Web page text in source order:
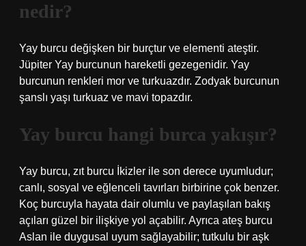
nedir?
Yay burcu değişken bir burçtur ve elementi ateştir.
Jüpiter Yay burcunun hareketli gezegenidir. Yay
burcunun renkleri mor ve turkuazdır. Zodyak burcunun
şanslı yaşı turkuaz ve mavi topazdır.
Yay burcu hangi burca yakışır?
Yay burcu, zıt burcu İkizler ile son derece uyumludur;
canlı, sosyal ve eğlenceli tavırları birbirine çok benzer.
Koç burcuyla hayata dair olumlu ve paylaşılan bakış
açıları güzel bir ilişkiye yol açabilir. Ayrıca ateş burcu
Aslan ile duygusal uyum sağlayabilir; tutkulu bir aşk